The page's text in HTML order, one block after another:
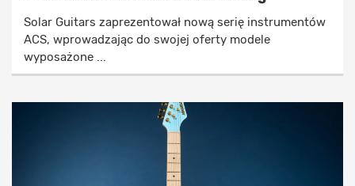
Solar Guitars zaprezentował nową serię instrumentów
ACS, wprowadzając do swojej oferty modele
wyposażone ...